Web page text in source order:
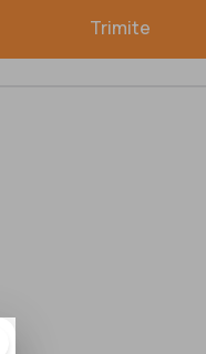
Trimite